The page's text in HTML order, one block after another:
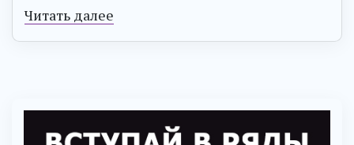
Читать далее